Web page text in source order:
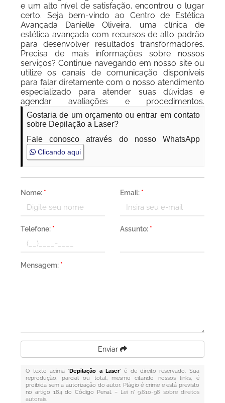
e um alto nível de satisfação, encontrou o lugar
certo. Seja bem-vindo ao Centro de Estética
Avançada Danielle Oliveira, uma clínica de
estética avançada com recursos de alto padrão
para desenvolver resultados transformadores.
Precisa de mais informações sobre nossos
serviços? Continue navegando em nosso site ou
utilize os canais de comunicação disponíveis
para falar diretamente com o nosso atendimento
especializado para atender suas dúvidas e
agendar avaliações e procedimentos.
Gostaria de um orçamento ou entrar em contato
sobre Depilação a Laser?
Fale conosco através do nosso WhatsApp
Clicando aqui
Nome: * Email: *
Telefone: * Assunto: *
Mensagem: *
Enviar
O texto acima "Depilação a Laser" é de direito reservado. Sua
reprodução, parcial ou total, mesmo citando nossos links, é
proibida sem a autorização do autor. Plágio é crime e está previsto
no artigo 184 do Código Penal. – Lei n° 9.610-98 sobre direitos
autorais.